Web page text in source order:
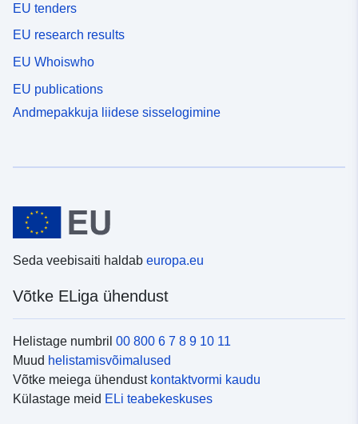
EU tenders
EU research results
EU Whoiswho
EU publications
Andmepakkuja liidese sisselogimine
Seda veebisaiti haldab europa.eu
Võtke ELiga ühendust
Helistage numbril 00 800 6 7 8 9 10 11
Muud helistamisvõimalused
Võtke meiega ühendust kontaktvormi kaudu
Külastage meid ELi teabekeskuses